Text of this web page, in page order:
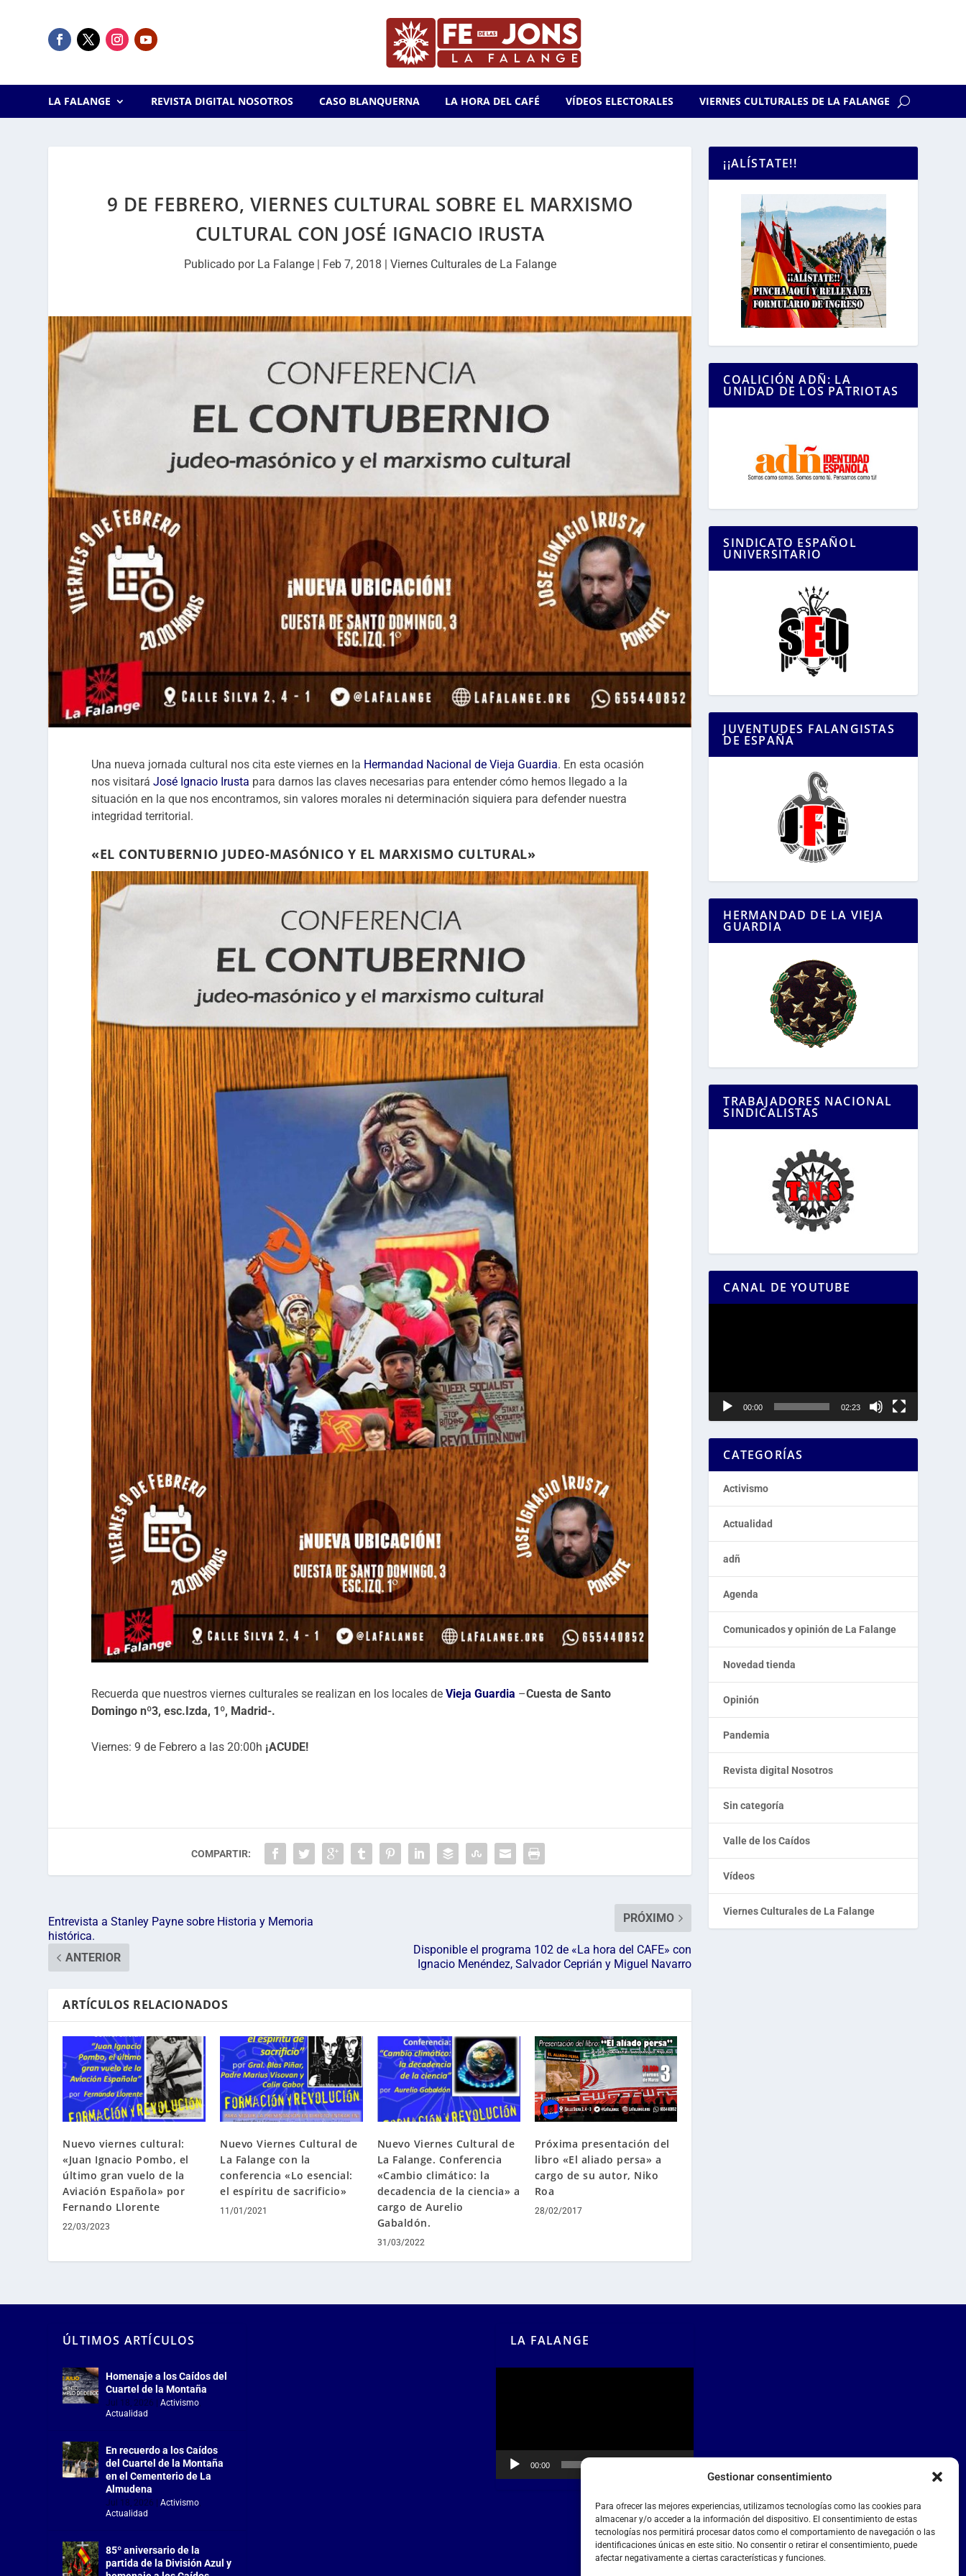
Gestionar consentimiento
Para ofrecer las mejores experiencias, utilizamos tecnologías como las cookies para
almacenar y/o acceder a la información del dispositivo. El consentimiento de estas
tecnologías nos permitirá procesar datos como el comportamiento de navegación o las
identificaciones únicas en este sitio. No consentir o retirar el consentimiento, puede
afectar negativamente a ciertas características y funciones.
LA FALANGE REVISTA DIGITAL NOSOTROS CASO BLANQUERNA LA HORA DEL CAFÉ VÍDEOS ELECTORALES VIERNES CULTURALES DE LA FALANGE
9 DE FEBRERO, VIERNES CULTURAL SOBRE EL MARXISMO
CULTURAL CON JOSÉ IGNACIO IRUSTA
Publicado por La Falange| Feb 7, 2018 | Viernes Culturales de La Falange
Una nueva jornada cultural nos cita este viernes en la Hermandad Nacional de Vieja Guardia. En esta ocasión
nos visitaráJosé Ignacio Irusta para darnos las claves necesarias para entender cómo hemos llegado a la
situación en la que nos encontramos, sin valores morales ni determinación siquiera para defender nuestra
integridad territorial.
«EL CONTUBERNIO JUDEO-MASÓNICO Y EL MARXISMO CULTURAL»
Recuerda que nuestros viernes culturales se realizan en los locales deVieja Guardia –Cuesta de Santo
Domingo nº3, esc.Izda, 1º, Madrid-.
Viernes: 9 de Febrero a las 20:00h ¡ACUDE!
COMPARTIR:
Entrevista a Stanley Payne sobre Historia y Memoria
histórica.
ANTERIOR
PRÓXIMO
Disponible el programa 102 de «La hora del CAFE» con
Ignacio Menéndez, Salvador Ceprián y Miguel Navarro
ARTÍCULOS RELACIONADOS
Nuevo viernes cultural:
«Juan Ignacio Pombo, el
último gran vuelo de la
Aviación Española» por
Fernando Llorente
22/03/2023
Nuevo Viernes Cultural de
La Falange con la
conferencia «Lo esencial:
el espíritu de sacrificio»
11/01/2021
Nuevo Viernes Cultural de
La Falange. Conferencia
«Cambio climático: la
decadencia de la ciencia» a
cargo de Aurelio
Gabaldón.
31/03/2022
Próxima presentación del
libro «El aliado persa» a
cargo de su autor, Niko
Roa
28/02/2017
¡¡ALÍSTATE!!
COALICIÓN ADÑ: LA
UNIDAD DE LOS PATRIOTAS
SINDICATO ESPAÑOL
UNIVERSITARIO
JUVENTUDES FALANGISTAS
DE ESPAÑA
HERMANDAD DE LA VIEJA
GUARDIA
TRABAJADORES NACIONAL
SINDICALISTAS
CANAL DE YOUTUBE
00:00 02:23
CATEGORÍAS
Activismo
Actualidad
adñ
Agenda
Comunicados y opinión de La Falange
Novedad tienda
Opinión
Pandemia
Revista digital Nosotros
Sin categoría
Valle de los Caídos
Vídeos
Viernes Culturales de La Falange
ÚLTIMOS ARTÍCULOS
Homenaje a los Caídos del
Cuartel de la Montaña
Jul 18, 2026 |Activismo,
Actualidad
En recuerdo a los Caídos
del Cuartel de la Montaña
en el Cementerio de La
Almudena
Jul 18, 2026 |Activismo,
Actualidad
85º aniversario de la
partida de la División Azul y
LA FALANGE
00:00